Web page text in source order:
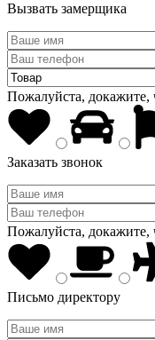
Вызвать замерщика
Пожалуйста, докажите,
Заказать звонок
Пожалуйста, докажите,
Письмо директору